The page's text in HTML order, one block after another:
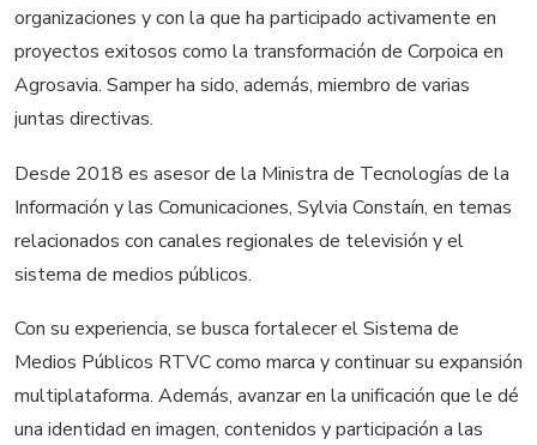
organizaciones y con la que ha participado activamente en
proyectos exitosos como la transformación de Corpoica en
Agrosavia. Samper ha sido, además, miembro de varias
juntas directivas.
Desde 2018 es asesor de la Ministra de Tecnologías de la
Información y las Comunicaciones, Sylvia Constaín, en temas
relacionados con canales regionales de televisión y el
sistema de medios públicos.
Con su experiencia, se busca fortalecer el Sistema de
Medios Públicos RTVC como marca y continuar su expansión
multiplataforma. Además, avanzar en la unificación que le dé
una identidad en imagen, contenidos y participación a las